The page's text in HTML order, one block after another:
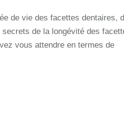
de vie des facettes dentaires,
de la longévité des
vous attendre en termes de